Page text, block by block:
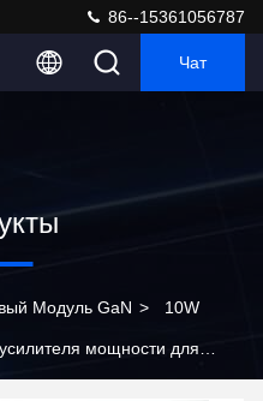
86--15361056787
Чат
Модуль GaN > 10W
мощности для